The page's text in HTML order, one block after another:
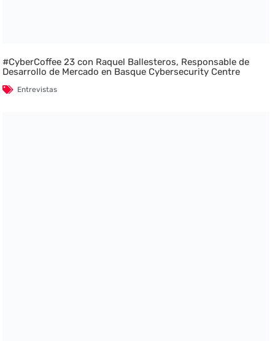
#CyberCoffee 23 con Raquel Ballesteros, Responsable de
Desarrollo de Mercado en Basque Cybersecurity Centre
Entrevistas